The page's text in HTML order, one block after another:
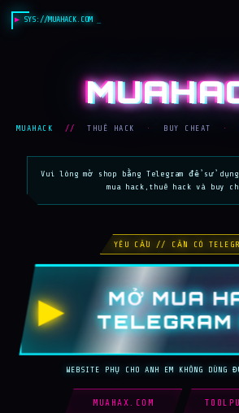
SYS://MUAHACK.COM
MUAHACK // THUÊ HACK · BUY CHEAT ·
Vui lòng mở shop bằng Telegram để sử
mua hack,thuê hack và buy
YÊU CẦU // CẦN CÓ
▶
MỞ MUA
TELEGRAM
WEBSITE PHỤ CHO ANH EM KHÔNG DÙNG
MUAHAX.COM